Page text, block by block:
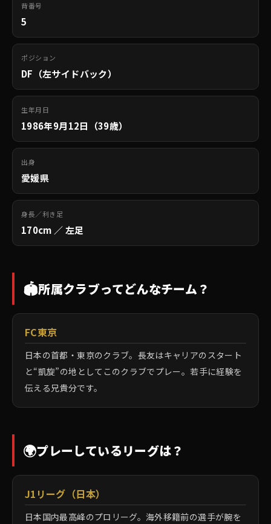
背番号
5
ポジション
DF（左サイドバック）
生年月日
1986年9月12日（39歳）
出身
愛媛県
身長／利き足
170cm ／ 左足
🏟️所属クラブってどんなチーム？
FC東京
日本の首都・東京のクラブ。長友はキャリアのスタート
と“凱旋”の地としてこのクラブでプレー。若手に経験を
伝える兄貴分です。
🌍プレーしているリーグは？
J1リーグ（日本）
日本国内最高峰のプロリーグ。海外移籍前の選手が腕を